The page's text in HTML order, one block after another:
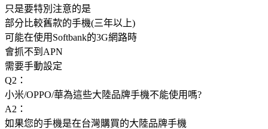
只是要特別注意的是
部分比較舊款的手機(三年以上)
可能在使用Softbank的3G網路時
會抓不到APN
需要手動設定
Q2：
小米/OPPO/華為這些大陸品牌手機不能使用嗎?
A2：
如果您的手機是在台灣購買的大陸品牌手機